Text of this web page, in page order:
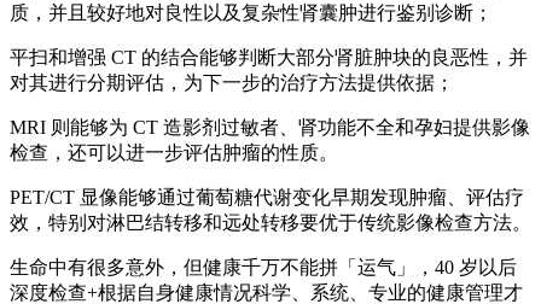
质，并且较好地对良性以及复杂性肾囊肿进行鉴别诊断；
平扫和增强 CT 的结合能够判断大部分肾脏肿块的良恶性，并
对其进行分期评估，为下一步的治疗方法提供依据；
MRI 则能够为 CT 造影剂过敏者、肾功能不全和孕妇提供影像
检查，还可以进一步评估肿瘤的性质。
PET/CT 显像能够通过葡萄糖代谢变化早期发现肿瘤、评估疗
效，特别对淋巴结转移和远处转移要优于传统影像检查方法。
生命中有很多意外，但健康千万不能拼「运气」，40 岁以后
深度检查+根据自身健康情况科学、系统、专业的健康管理才